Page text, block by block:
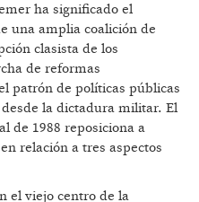
ha significado el
una amplia coalición de
clasista de los
de reformas
patrón de políticas públicas
la dictadura militar. El
de 1988 reposiciona a
relación a tres aspectos
el viejo centro de la